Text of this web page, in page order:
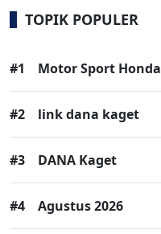
TOPIK POPULER
#1 Motor Sport Honda
#2 link dana kaget
#3 DANA Kaget
#4 Agustus 2026